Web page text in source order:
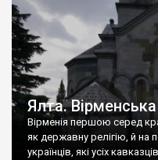
Ялта.
Вірменія першою серед
як державну релігію, й на
українців, які усіх